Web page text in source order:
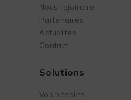
Nous rejoindre
Partenaires
Actualités
Contact
Solutions
Vos besoins